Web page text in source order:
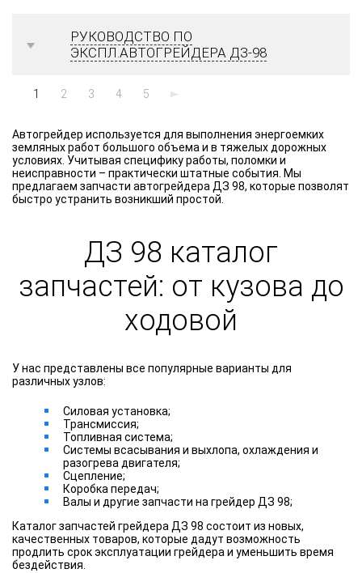
РУКОВОДСТВО ПО
ЭКСПЛ.АВТОГРЕЙДЕРА ДЗ-98
1 2 3 4 5
Автогрейдер используется для выполнения энергоемких
земляных работ большого объема и в тяжелых дорожных
условиях. Учитывая специфику работы, поломки и
неисправности – практически штатные события. Мы
предлагаем запчасти автогрейдера ДЗ 98, которые позволят
быстро устранить возникший простой.
ДЗ 98 каталог
запчастей: от кузова до
ходовой
У нас представлены все популярные варианты для
различных узлов:
Силовая установка;
Трансмиссия;
Топливная система;
Системы всасывания и выхлопа, охлаждения и
разогрева двигателя;
Сцепление;
Коробка передач;
Валы и другие запчасти на грейдер ДЗ 98;
Каталог запчастей грейдера ДЗ 98 состоит из новых,
качественных товаров, которые дадут возможность
продлить срок эксплуатации грейдера и уменьшить время
бездействия.